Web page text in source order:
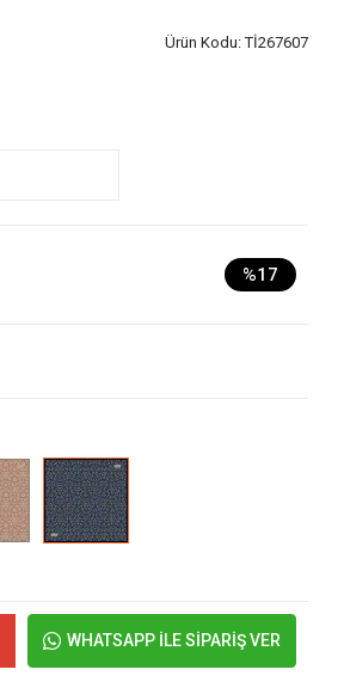
Ürün Kodu:Tİ267607
%17
WHATSAPP İLE SİPARİŞ VER